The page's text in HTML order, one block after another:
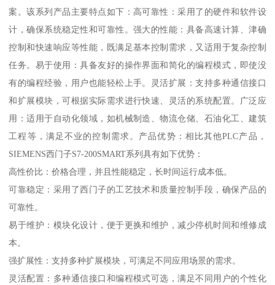
案。该系列产品主要特点如下：高可靠性：采用了的硬件和软件设
计，确保系统稳定性和可靠性。强大的性能：具备高速计算、津确
控制和快速响应等性能，既满足基本控制需求，又适用于复杂控制
任务。易于使用：具备友好的操作界面和简化的编程模式，即使没
有的编程经验，用户也能轻松上手。灵活扩展：支持多种通信接口
和扩展模块，可根据实际需求进行快速、灵活的系统配置。广泛应
用：适用于自动化领域，如机械制造、物流仓储、石油化工、建筑
工程等，满足不业的控制需求。产品优势：相比其他PLC产品，
SIEMENS西门子S7-200SMART系列具有如下优势：
高性价比：价格合理，并且性能稳定，长时间运行成本低。
可靠稳定：采用了西门子的工艺技术和质量控制手段，确保产品的
可靠性。
易于维护：模块化设计，便于更换和维护，减少停机时间和维修成
本。
强扩展性：支持多种扩展模块，可满足不同应用场景的需求。
灵活配置：多种通信接口和编程模式可选，满足不同用户的个性化